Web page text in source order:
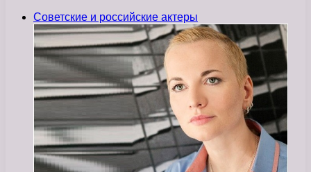
Советские и российские актеры